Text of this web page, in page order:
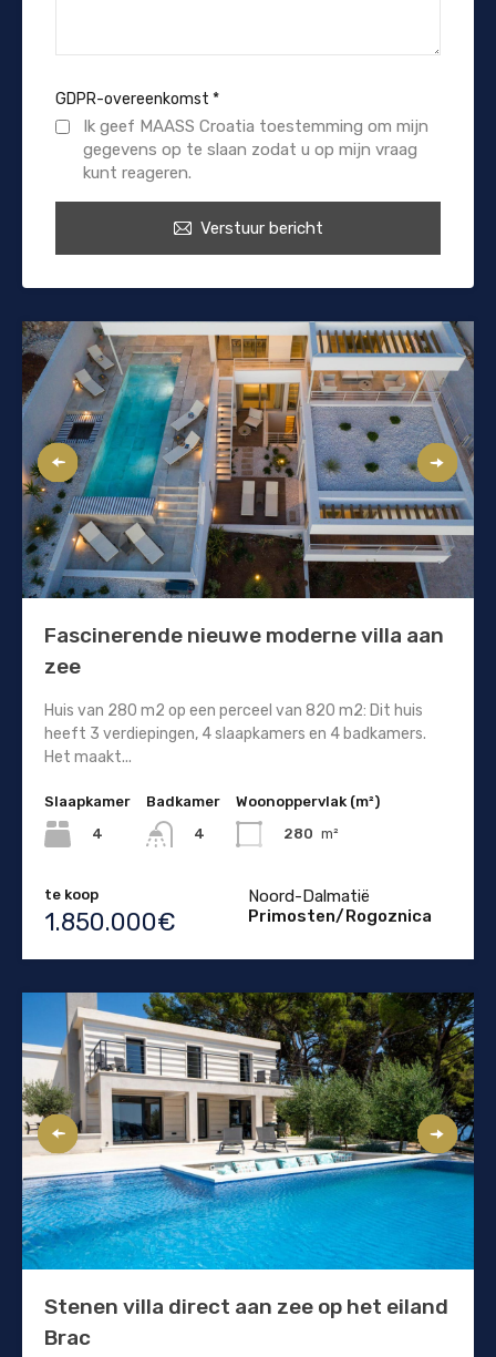
GDPR-overeenkomst *
Ik geef MAASS Croatia toestemming om mijn
gegevens op te slaan zodat u op mijn vraag
kunt reageren.
Verstuur bericht
Fascinerende nieuwe moderne villa aan
zee
Huis van 280 m2 op een perceel van 820 m2: Dit huis
heeft 3 verdiepingen, 4 slaapkamers en 4 badkamers.
Het maakt...
Slaapkamer
4
Badkamer
4
Woonoppervlak (m²)
280 m²
te koop
1.850.000€
Noord-Dalmatië
Primosten/Rogoznica
Stenen villa direct aan zee op het eiland
Brac